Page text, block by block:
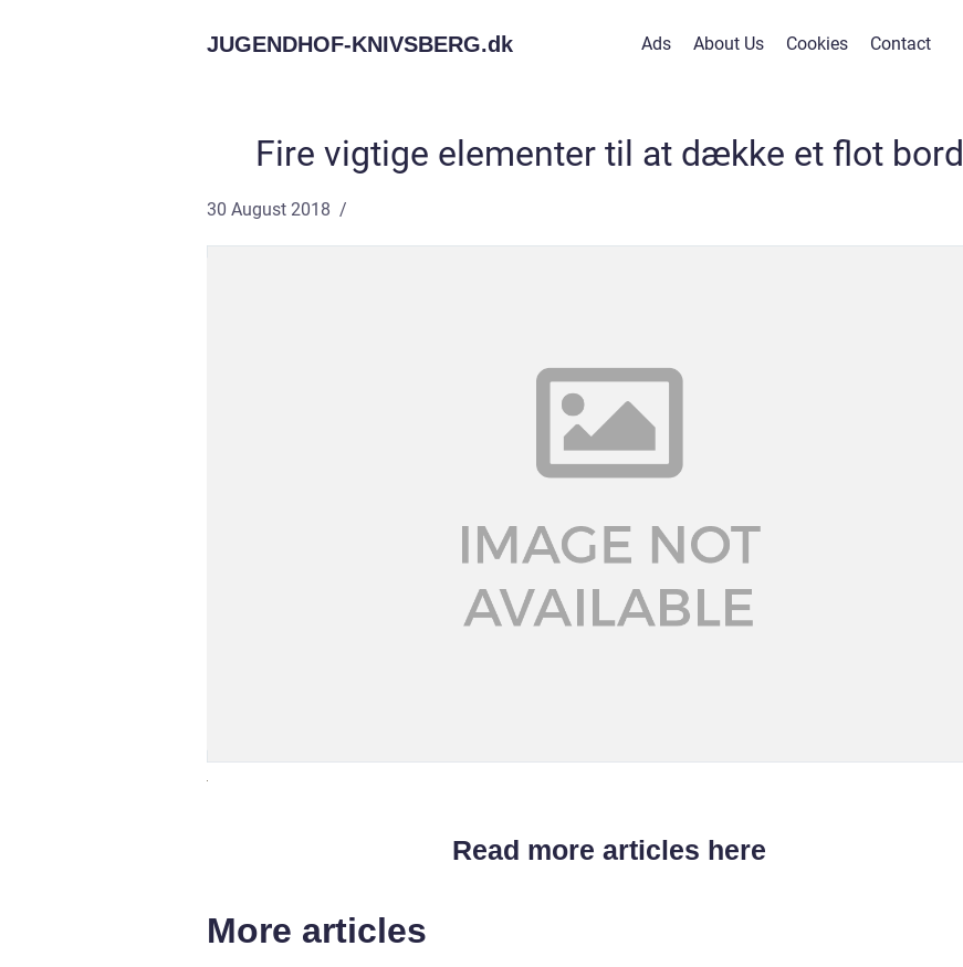
JUGENDHOF-KNIVSBERG.dk Ads About Us Cookies Contact
Fire vigtige elementer til at dække et flot bord
30 August 2018
Read more articles here
More articles